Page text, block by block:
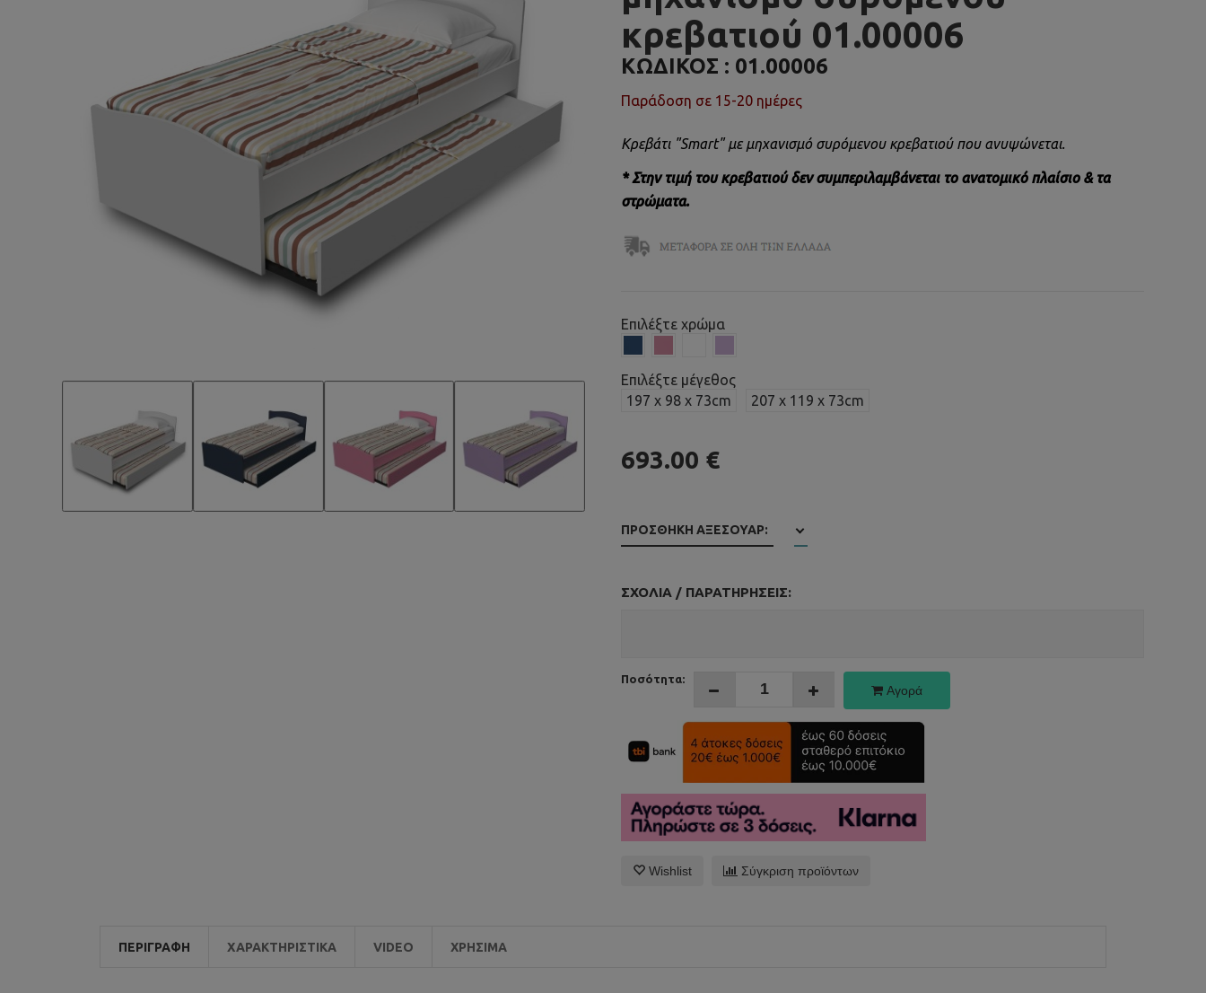
κρεβατιού 01.00006
ΚΩΔΙΚΌΣ : 01.00006
Παράδοση σε 15-20 ημέρες
Κρεβάτι "Smart" με μηχανισμό συρόμενου κρεβατιού που ανυψώνεται.
* Στην τιμή του κρεβατιού δεν συμπεριλαμβάνεται το ανατομικό πλαίσιο & τα
στρώματα.
Επιλέξτε χρώμα
Επιλέξτε μέγεθος
197 x 98 x 73cm
207 x 119 x 73cm
693.00 €
ΠΡΟΣΘΉΚΗ ΑΞΕΣΟΥΆΡ:
ΣΧΌΛΙΑ / ΠΑΡΑΤΗΡΉΣΕΙΣ:
Ποσότητα:
Αγορά
Wishlist Σύγκριση προϊόντων
ΠΕΡΙΓΡΑΦΉ ΧΑΡΑΚΤΗΡΙΣΤΙΚΆ VIDEO ΧΡΉΣΙΜΑ